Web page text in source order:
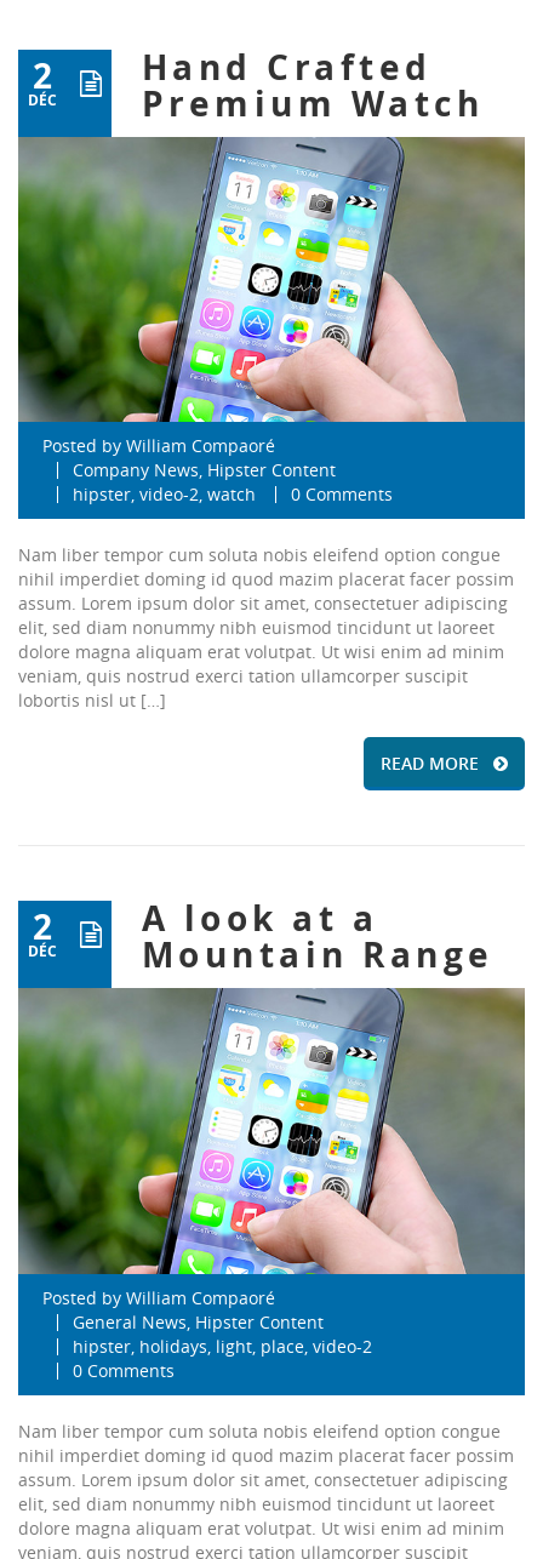
2
DÉC
Hand Crafted
Premium Watch
Posted by William Compaoré
Company News, Hipster Content
hipster, video-2, watch 0 Comments
Nam liber tempor cum soluta nobis eleifend option congue
nihil imperdiet doming id quod mazim placerat facer possim
assum. Lorem ipsum dolor sit amet, consectetuer adipiscing
elit, sed diam nonummy nibh euismod tincidunt ut laoreet
dolore magna aliquam erat volutpat. Ut wisi enim ad minim
veniam, quis nostrud exerci tation ullamcorper suscipit
lobortis nisl ut […]
READ MORE
2
DÉC
A look at a
Mountain Range
Posted by William Compaoré
General News Hipster Content
hipster holidays light place video-2
0 Comments
Nam liber tempor cum soluta nobis eleifend option congue
nihil imperdiet doming id quod mazim placerat facer possim
assum. Lorem ipsum dolor sit amet, consectetuer adipiscing
elit, sed diam nonummy nibh euismod tincidunt ut laoreet
dolore magna aliquam erat volutpat. Ut wisi enim ad minim
veniam, quis nostrud exerci tation ullamcorper suscipit